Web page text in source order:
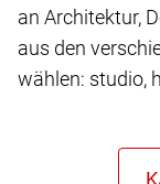
an Architektur,
aus den
wählen: studio,